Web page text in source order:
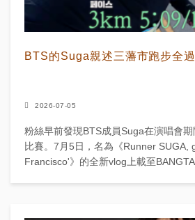
BTS的Suga親述三藩市跑步全
2026-07-05
粉絲早前發現BTS成員Suga在演唱會
比賽。7月5日，名為《Runner SUGA,
Francisco'》的全新vlog上載至